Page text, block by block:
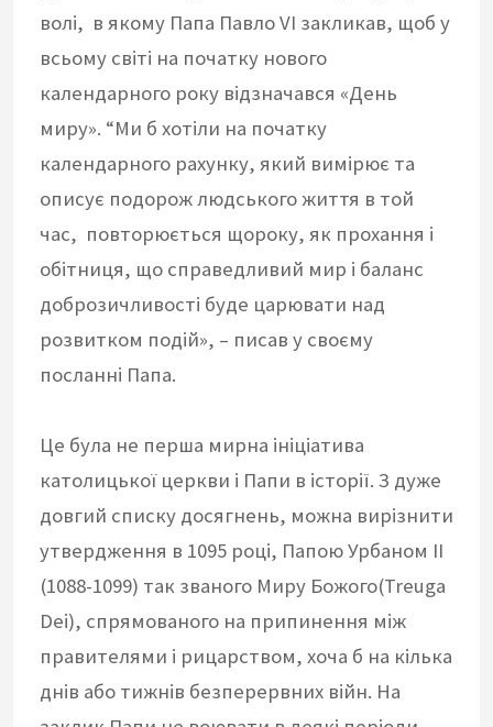
волі, в якому Папа Павло VI закликав, щоб у
всьому світі на початку нового
календарного року відзначався «День
миру». “Ми б хотіли на початку
календарного рахунку, який вимірює та
описує подорож людського життя в той
час, повторюється щороку, як прохання і
обітниця, що справедливий мир і баланс
доброзичливості буде царювати над
розвитком подій», – писав у своєму
посланні Папа.
Це була не перша мирна ініціатива
католицької церкви і Папи в історії. З дуже
довгий списку досягнень, можна вирізнити
утвердження в 1095 році, Папою Урбаном II
(1088-1099) так званого Миру Божого(Treuga
Dei), спрямованого на припинення між
правителями і рицарством, хоча б на кілька
днів або тижнів безперервних війн. На